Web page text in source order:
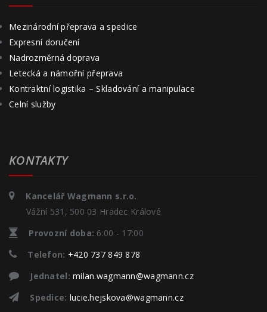
Mezinárodní přeprava a spedice
Expresní doručení
Nadrozměrná doprava
Letecká a námořní přeprava
Kontraktní logistika – Skladování a manipulace
Celní služby
KONTAKTY
Kancelář Wagmann s.r.o.
Vážní 531, 500 03 Hradec Králové
Provozní doba: 6:00 - 17:00
Telefon: +420 737 849 878
Jednatel: milan.wagmann@wagmann.cz
Spedice: lucie.hejskova@wagmann.cz